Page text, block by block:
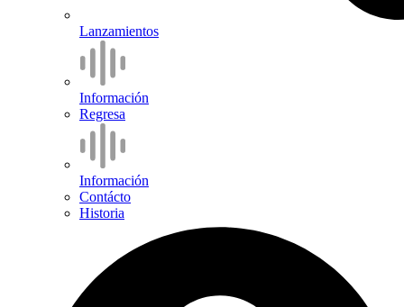
Lanzamientos
Información
Regresa
Información
Contácto
Historia